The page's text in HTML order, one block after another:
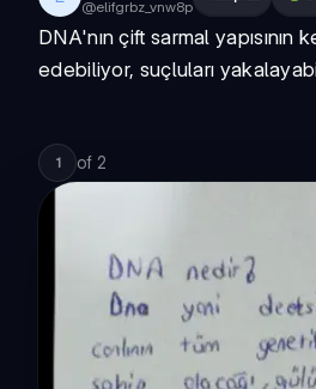
@elifgrbz_vnw8p
DNA'nın çift sarmal
edebiliyor, suçluları
1 of 2